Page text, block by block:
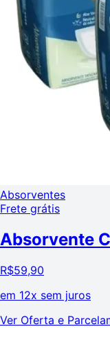
Absorventes
Frete grátis
Absorvente
R$59,90
em 12x sem juros
Ver Oferta e